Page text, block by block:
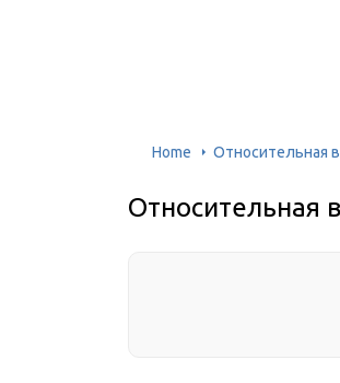
Home Относительная
Относительная